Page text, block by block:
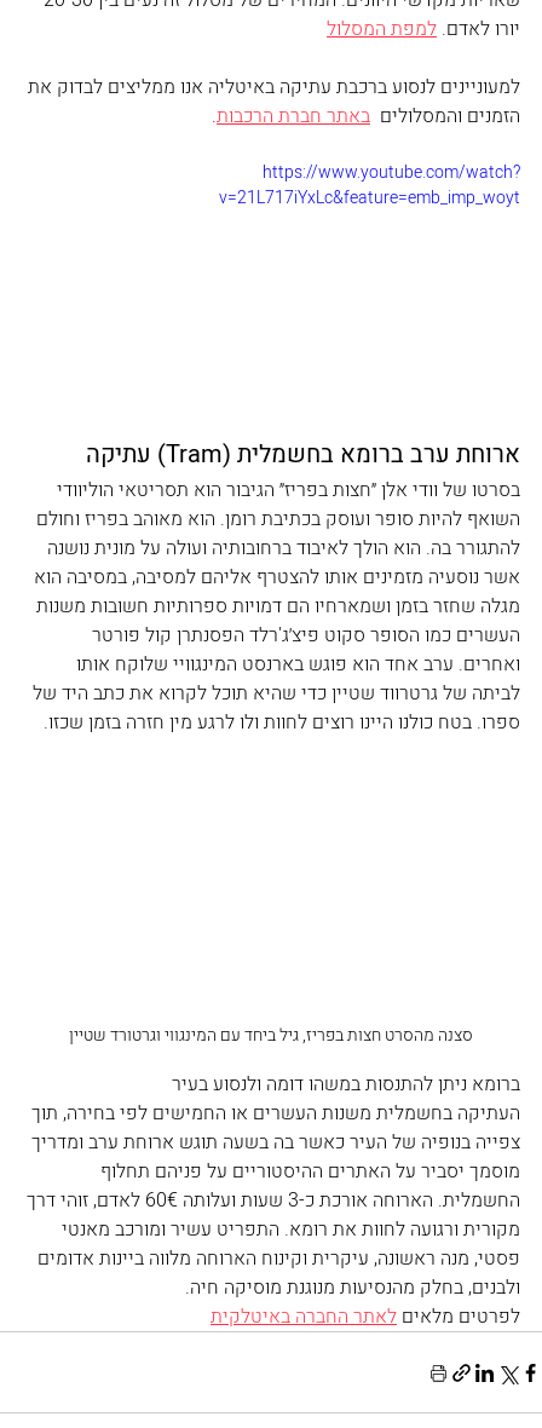
יורו לאדם. למפת המסלול
למעוניינים לנסוע ברכבת עתיקה באיטליה אנו ממליצים לבדוק את
הזמנים והמסלולים באתר חברת הרכבות.
https://www.youtube.com/watch?
v=21L717iYxLc&feature=emb_imp_woyt
ארוחת ערב ברומא בחשמלית (Tram) עתיקה
בסרטו של וודי אלן ״חצות בפריז״ הגיבור הוא תסריטאי הוליוודי
השואף להיות סופר ועוסק בכתיבת רומן. הוא מאוהב בפריז וחולם
להתגורר בה. הוא הולך לאיבוד ברחובותיה ועולה על מונית נושנה
אשר נוסעיה מזמינים אותו להצטרף אליהם למסיבה, במסיבה הוא
מגלה שחזר בזמן ושמארחיו הם דמויות ספרותיות חשובות משנות
העשרים כמו הסופר סקוט פיצ׳ג'רלד הפסנתרן קול פורטר
ואחרים. ערב אחד הוא פוגש בארנסט המינגוויי שלוקח אותו
לביתה של גרטרווד שטיין כדי שהיא תוכל לקרוא את כתב היד של
ספרו. בטח כולנו היינו רוצים לחוות ולו לרגע מין חזרה בזמן שכזו.
סצנה מהסרט חצות בפריז, גיל ביחד עם המינגווי וגרטורד שטיין
ברומא ניתן להתנסות במשהו דומה ולנסוע בעיר
העתיקה בחשמלית משנות העשרים או החמישים לפי בחירה, תוך
צפייה בנופיה של העיר כאשר בה בשעה תוגש ארוחת ערב ומדריך
מוסמך יסביר על האתרים ההיסטוריים על פניהם תחלוף
החשמלית. הארוחה אורכת כ-3 שעות ועלותה 60€ לאדם, זוהי דרך
מקורית ורגועה לחוות את רומא. התפריט עשיר ומורכב מאנטי
פסטי, מנה ראשונה, עיקרית וקינוח הארוחה מלווה ביינות אדומים
ולבנים, בחלק מהנסיעות מנוגנת מוסיקה חיה.
לפרטים מלאים לאתר החברה באיטלקית